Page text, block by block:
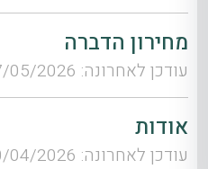
מחירון הדברה
עודכן לאחרונה: 07/05/2026, 06:41
אודות
עודכן לאחרונה: 30/04/2026, 06:53